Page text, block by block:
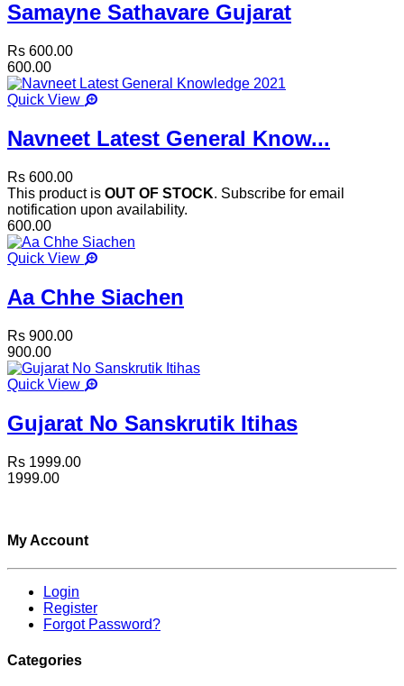
Samayne Sathavare Gujarat
Rs 600.00
600.00
Quick View
Navneet Latest General Know...
Rs 600.00
This product is OUT OF STOCK. Subscribe for email
notification upon availability.
600.00
Quick View
Aa Chhe Siachen
Rs 900.00
900.00
Quick View
Gujarat No Sanskrutik Itihas
Rs 1999.00
1999.00
My Account
Login
Register
Forgot Password?
Categories